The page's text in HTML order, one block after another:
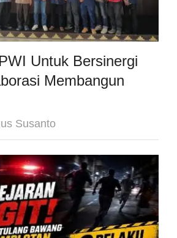
Untuk Bersinergi
Membangun
Susanto